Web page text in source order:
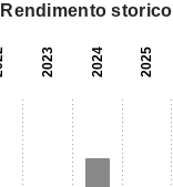
storico